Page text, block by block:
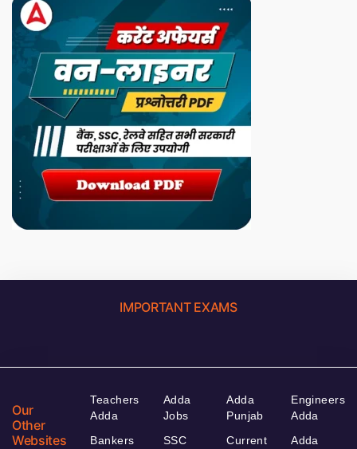
IMPORTANT EXAMS
Our
Other
Websites
Teachers
Adda
Bankers
Adda
Jobs
SSC
Adda
Punjab
Current
Engineers
Adda
Adda